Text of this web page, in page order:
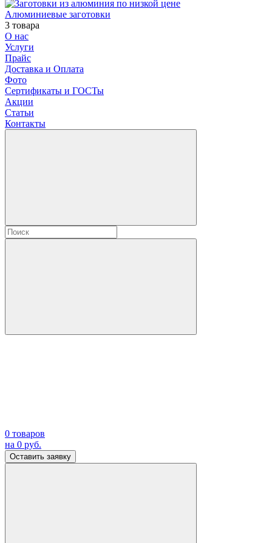
Алюминиевые заготовки
3 товара
О нас
Услуги
Прайс
Доставка и Оплата
Фото
Сертификаты и ГОСТы
Акции
Статьи
Контакты
0 товаров
на 0 руб.
Оставить заявку